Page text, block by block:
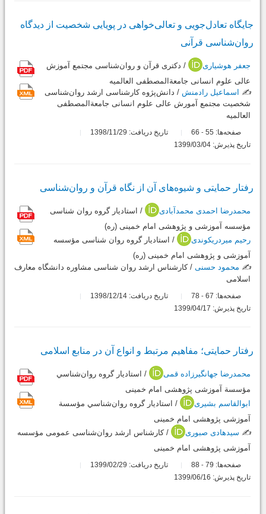
جایگاه تعادل‌جویی و تعالی‌خواهی در پویایی شخصیت از دیدگاه
روان‌شناسی قرآنی
جعفر هوشیاری
/ دکتری قرآن و روان‌شناسی مجتمع آموزش
عالی علوم انسانی جامعة‌المصطفی العالمیه
✍️ اسماعیل رادمنش / دانش‌پژوه کارشناسی ارشد روان‌شناسی
شخصیت مجتمع آمورش عالی علوم انسانی جامعة‌المصطفی
العالميه
صفحه‌ها: 55
-
تاریخ دریافت: 1398/11/29
تاریخ پذیرش: 1399/03/04
رفتار حمایتی و شیوه‌های آن از نگاه قرآن و روان‌شناسی
محمدرضا احمدی محمدآبادی
/ استاديار گروه روان شناسی
مؤسسه آموزشی و پژوهشی امام خمینی (ره)
رحیم میردریکوندی
/ استادیار گروه روان شناسی مؤسسه
آموزشی و پژوهشی امام خمینی (ره)
✍️ محمود حسنی / کارشناس ارشد روان شناسی مشاوره دانشگاه معارف
اسلامی
صفحه‌ها: 67
-
تاریخ دریافت: 1398/12/14
تاریخ پذیرش: 1399/04/17
رفتار حمایتی؛ مفاهیم مرتبط و انواع آن در منابع اسلامی
محمدرضا جهانگیرزاده قمی
/ استادیار گروه روان‌شناسي
مؤسسة آموزشی پژوهشی امام خمینی
ابوالقاسم بشیری
/ استادیار گروه روان‌شناسي مؤسسة
آموزشی پژوهشی امام خمینی
✍️ سیدهادی صبوری
/ کارشناس ارشد روان‌شناسی عمومی مؤسسه
آموزشی پژوهشی امام خمینی
صفحه‌ها: 79
-
تاریخ دریافت: 1399/02/29
تاریخ پذیرش: 1399/06/16